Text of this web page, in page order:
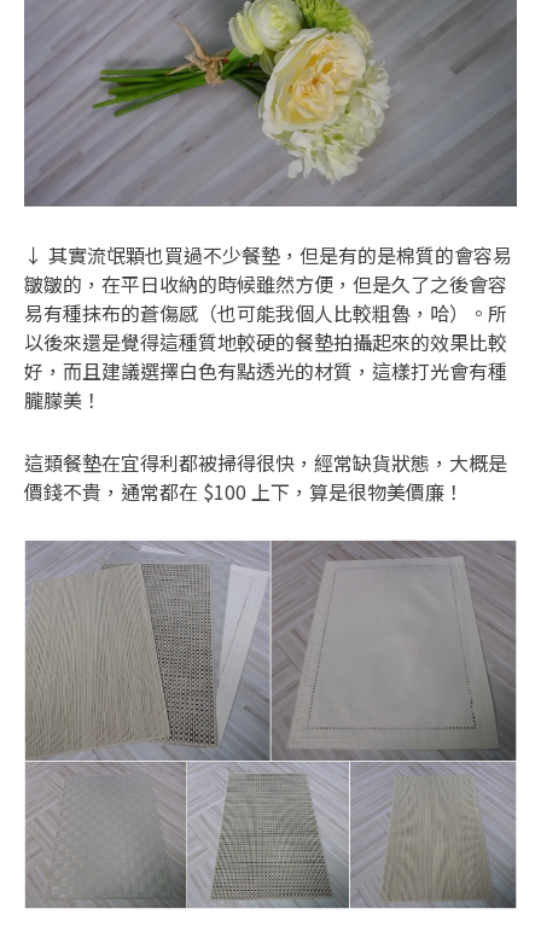
↓ 其實流氓顆也買過不少餐墊，但是有的是棉質的會容易
皺皺的，在平日收納的時候雖然方便，但是久了之後會容
易有種抹布的蒼傷感（也可能我個人比較粗魯，哈）。所
以後來還是覺得這種質地較硬的餐墊拍攝起來的效果比較
好，而且建議選擇白色有點透光的材質，這樣打光會有種
朧朦美！
這類餐墊在宜得利都被掃得很快，經常缺貨狀態，大概是
價錢不貴，通常都在 $100 上下，算是很物美價廉！